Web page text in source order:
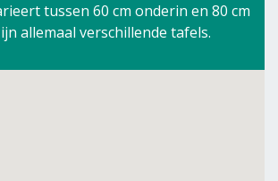
tussen 60 cm onderin en 80 cm
allemaal verschillende tafels.